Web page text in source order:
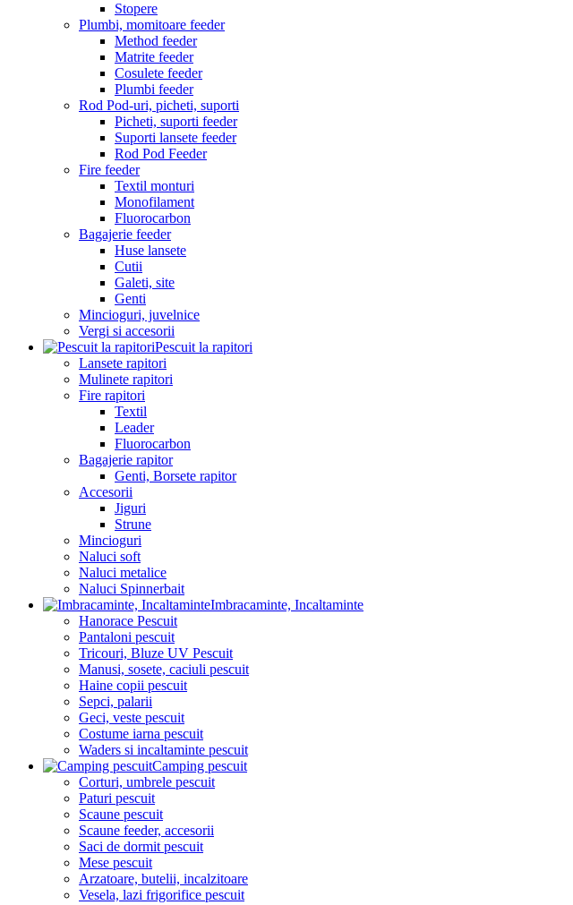
Stopere
Plumbi, momitoare feeder
Method feeder
Matrite feeder
Cosulete feeder
Plumbi feeder
Rod Pod-uri, picheti, suporti
Picheti, suporti feeder
Suporti lansete feeder
Rod Pod Feeder
Fire feeder
Textil monturi
Monofilament
Fluorocarbon
Bagajerie feeder
Huse lansete
Cutii
Galeti, site
Genti
Mincioguri, juvelnice
Vergi si accesorii
Pescuit la rapitori
Lansete rapitori
Mulinete rapitori
Fire rapitori
Textil
Leader
Fluorocarbon
Bagajerie rapitor
Genti, Borsete rapitor
Accesorii
Jiguri
Strune
Mincioguri
Naluci soft
Naluci metalice
Naluci Spinnerbait
Imbracaminte, Incaltaminte
Hanorace Pescuit
Pantaloni pescuit
Tricouri, Bluze UV Pescuit
Manusi, sosete, caciuli pescuit
Haine copii pescuit
Sepci, palarii
Geci, veste pescuit
Costume iarna pescuit
Waders si incaltaminte pescuit
Camping pescuit
Corturi, umbrele pescuit
Paturi pescuit
Scaune pescuit
Scaune feeder, accesorii
Saci de dormit pescuit
Mese pescuit
Arzatoare, butelii, incalzitoare
Vesela, lazi frigorifice pescuit